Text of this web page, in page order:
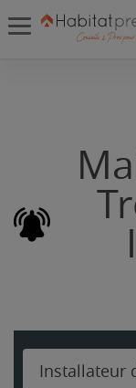
Installateur